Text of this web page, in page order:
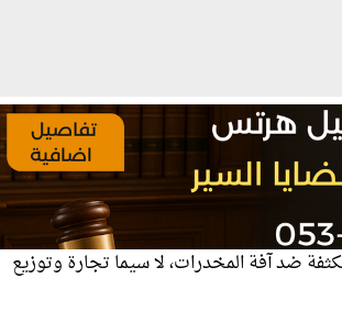
ضد آفة المخدرات، لا سيما تجارة وتوزيع